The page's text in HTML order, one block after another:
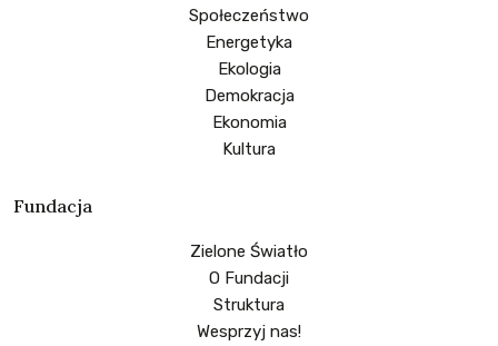
Społeczeństwo
Energetyka
Ekologia
Demokracja
Ekonomia
Kultura
Fundacja
Zielone Światło
O Fundacji
Struktura
Wesprzyj nas!